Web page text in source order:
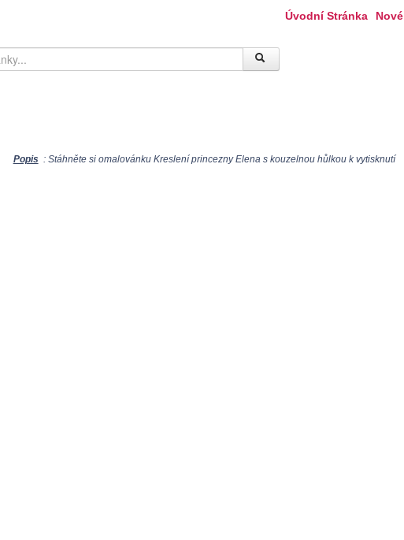
Úvodní Stránka Nové
Popis : Stáhněte si omalovánku Kreslení princezny Elena s kouzelnou hůlkou k vytisknutí